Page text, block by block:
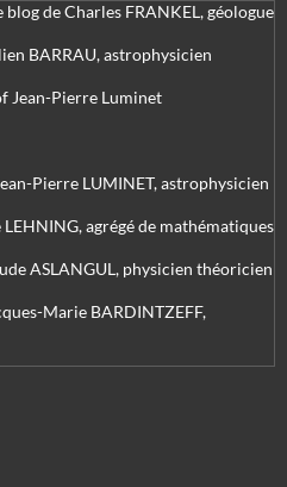
de Charles FRANKEL, géologue
BARRAU, astrophysicien
Jean-Pierre Luminet
Pierre LUMINET, astrophysicien
agrégé de mathématiques
ASLANGUL, physicien théoricien
Marie BARDINTZEFF,